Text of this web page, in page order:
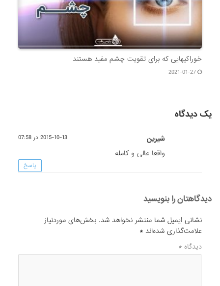
خوراکیهایی که برای تقویت چشم مفید هستند
2021-01-27
یک دیدگاه
شیرین 2015-10-13 در 07:58
واقعا عالی و کامله
پاسخ
دیدگاهتان را بنویسید
نشانی ایمیل شما منتشر نخواهد شد. بخش‌های موردنیاز
علامت‌گذاری شده‌اند*
دیدگاه*